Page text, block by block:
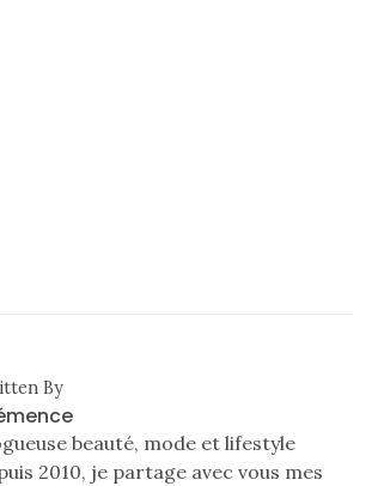
By
beauté, mode et lifestyle
2010, je partage avec vous mes